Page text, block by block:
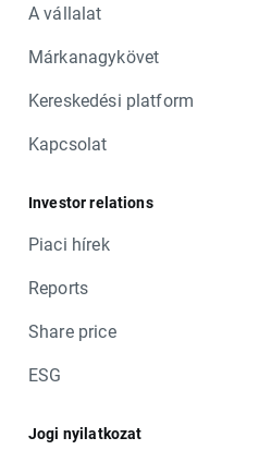
A vállalat
Márkanagykövet
Kereskedési platform
Kapcsolat
Investor relations
Piaci hírek
Reports
Share price
ESG
Jogi nyilatkozat